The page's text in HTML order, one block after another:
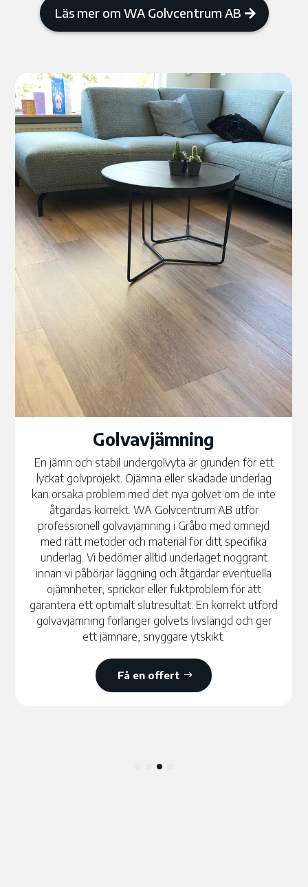
Läs mer om WA Golvcentrum AB
Golvavjämning
En jämn och stabil undergolvyta är grunden för ett
lyckat golvprojekt. Ojämna eller skadade underlag
kan orsaka problem med det nya golvet om de inte
åtgärdas korrekt. WA Golvcentrum AB utför
professionell golvavjämning i Gråbo med omnejd
med rätt metoder och material för ditt specifika
underlag. Vi bedömer alltid underlaget noggrant
innan vi påbörjar läggning och åtgärdar eventuella
ojämnheter, sprickor eller fuktproblem för att
garantera ett optimalt slutresultat. En korrekt utförd
golvavjämning förlänger golvets livslängd och ger
ett jämnare, snyggare ytskikt.
Få en offert